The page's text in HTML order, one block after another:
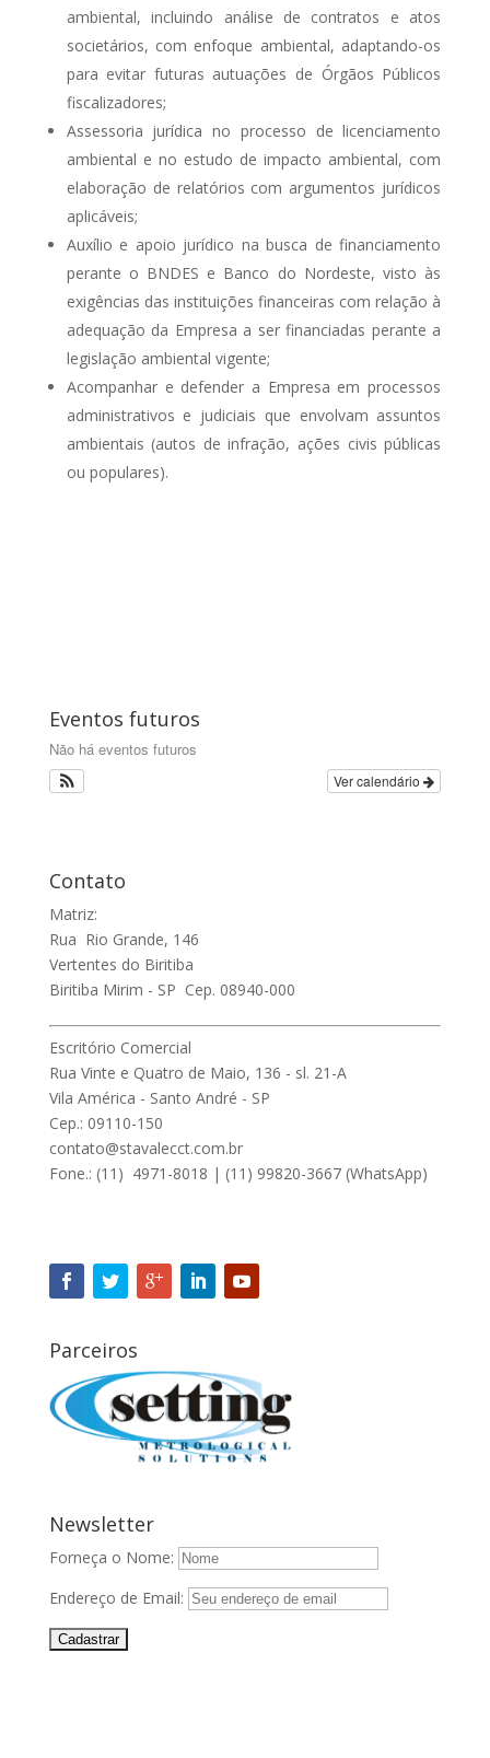
ambiental, incluindo análise de contratos e atos
societários, com enfoque ambiental, adaptando-os
para evitar futuras autuações de Órgãos Públicos
fiscalizadores;
Assessoria jurídica no processo de licenciamento
ambiental e no estudo de impacto ambiental, com
elaboração de relatórios com argumentos jurídicos
aplicáveis;
Auxílio e apoio jurídico na busca de financiamento
perante o BNDES e Banco do Nordeste, visto às
exigências das instituições financeiras com relação à
adequação da Empresa a ser financiadas perante a
legislação ambiental vigente;
Acompanhar e defender a Empresa em processos
administrativos e judiciais que envolvam assuntos
ambientais (autos de infração, ações civis públicas
ou populares).
Eventos futuros
Não há eventos futuros
Ver calendário
Contato
Matriz:
Rua Rio Grande, 146
Vertentes do Biritiba
Biritiba Mirim - SP Cep. 08940-000
Escritório Comercial
Rua Vinte e Quatro de Maio, 136 - sl. 21-A
Vila América - Santo André - SP
Cep.: 09110-150
contato@stavalecct.com.br
Fone.: (11) 4971-8018 | (11) 99820-3667 (WhatsApp)
Parceiros
Newsletter
Forneça o Nome:
Endereço de Email: